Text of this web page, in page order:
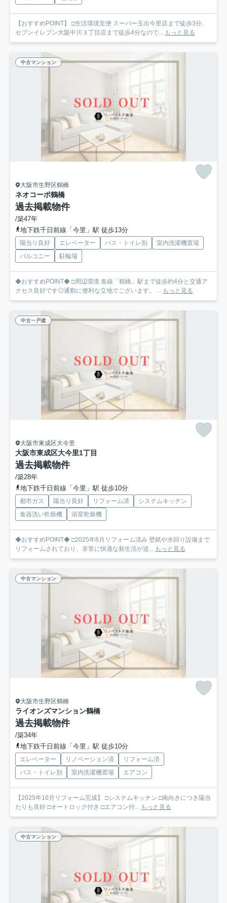
【おすすめPOINT】 □生活環境至便 スーパー玉出今里店まで徒歩3分、
セブンイレブン大阪中川３丁目店まで徒歩4分なので... もっと見る
中古マンション
大阪市生野区鶴橋
ネオコーポ鶴橋
過去掲載物件
/築47年
地下鉄千日前線「今里」駅 徒歩13分
陽当り良好 エレベーター バス・トイレ別
室内洗濯機置場
バルコニー
駐輪場
◆おすすめPOINT◆ □周辺環境 各線「鶴橋」駅まで徒歩約4分と交通ア
クセス良好です◎通勤に便利な立地でございます。 ... もっと見る
中古一戸建
大阪市東成区大今里
大阪市東成区大今里1丁目
過去掲載物件
/築28年
地下鉄千日前線「今里」駅 徒歩10分
都市ガス 陽当り良好 リフォーム済
システムキッチン
食器洗い乾燥機
浴室乾燥機
◆おすすめPOINT◆ □2025年8月リフォーム済み 壁紙や水回り設備まで
リフォームされており、非常に快適な新生活が送... もっと見る
中古マンション
大阪市生野区鶴橋
ライオンズマンション鶴橋
過去掲載物件
/築34年
地下鉄千日前線「今里」駅 徒歩10分
エレベーター リノベーション済
リフォーム済
バス・トイレ別
室内洗濯機置場 エアコン
【2025年10月リフォーム完成】 □システムキッチン □南向きにつき陽当
たりも良好 □オートロック付き □エアコン付... もっと見る
中古マンション